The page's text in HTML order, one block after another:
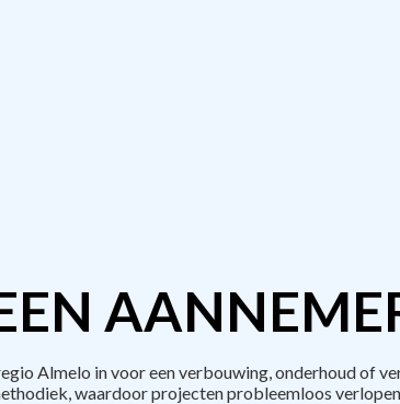
Almelo in voor een verbouwing, onderhoud of
waardoor projecten probleemloos verlopen.